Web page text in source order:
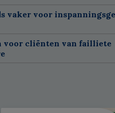
vaker voor
voor cliënten van failliete